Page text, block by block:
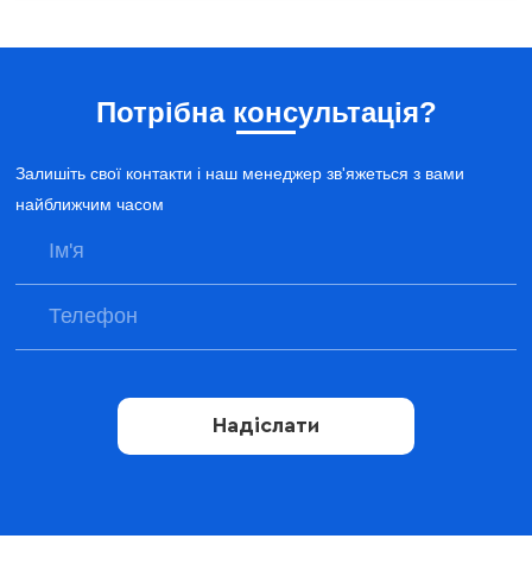
Потрібна консультація?
Залишіть свої контакти і наш менеджер зв'яжеться з вами
найближчим часом
Надіслати